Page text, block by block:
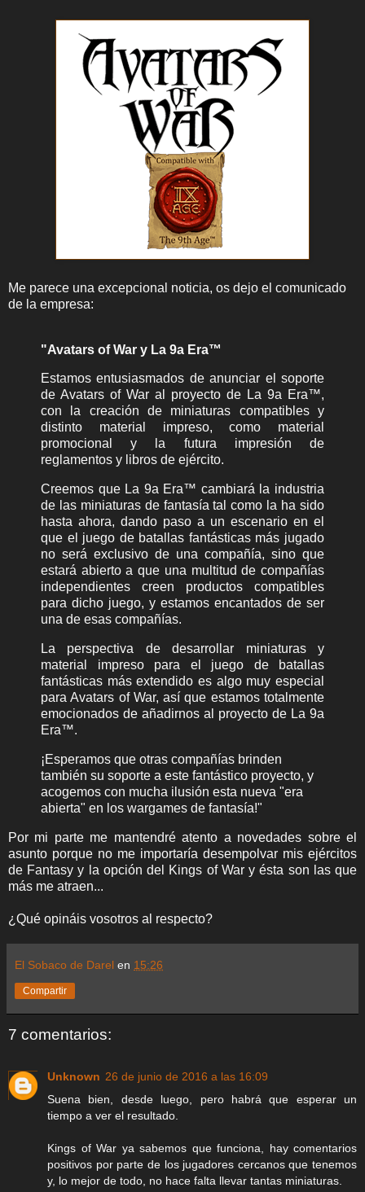
Me parece una excepcional noticia, os dejo el comunicado
de la empresa:
"Avatars of War y La 9a Era™
Estamos entusiasmados de anunciar el soporte
de Avatars of War al proyecto de La 9a Era™,
con la creación de miniaturas compatibles y
distinto material impreso, como material
promocional y la futura impresión de
reglamentos y libros de ejército.
Creemos que La 9a Era™ cambiará la industria
de las miniaturas de fantasía tal como la ha sido
hasta ahora, dando paso a un escenario en el
que el juego de batallas fantásticas más jugado
no será exclusivo de una compañía, sino que
estará abierto a que una multitud de compañías
independientes creen productos compatibles
para dicho juego, y estamos encantados de ser
una de esas compañías.
La perspectiva de desarrollar miniaturas y
material impreso para el juego de batallas
fantásticas más extendido es algo muy especial
para Avatars of War, así que estamos totalmente
emocionados de añadirnos al proyecto de La 9a
Era™.
¡Esperamos que otras compañías brinden
también su soporte a este fantástico proyecto, y
acogemos con mucha ilusión esta nueva "era
abierta" en los wargames de fantasía!"
Por mi parte me mantendré atento a novedades sobre el
asunto porque no me importaría desempolvar mis ejércitos
de Fantasy y la opción del Kings of War y ésta son las que
más me atraen...
¿Qué opináis vosotros al respecto?
El Sobaco de Darel en 15:26
Compartir
7 comentarios:
Unknown 26 de junio de 2016 a las 16:09
Suena bien, desde luego, pero habrá que esperar un
tiempo a ver el resultado.
Kings of War ya sabemos que funciona, hay comentarios
positivos por parte de los jugadores cercanos que tenemos
y, lo mejor de todo, no hace falta llevar tantas miniaturas.